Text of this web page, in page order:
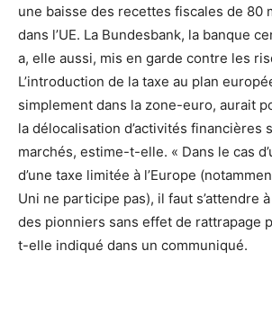
une baisse des recettes fiscales de 80
dans l’UE. La Bundesbank, la banque
a, elle aussi, mis en garde contre les
L’introduction de la taxe au plan
simplement dans la zone-euro, aurait
la délocalisation d’activités financières
marchés, estime-t-elle. « Dans le cas
d’une taxe limitée à l’Europe
Uni ne participe pas), il faut s’attendre
des pionniers sans effet de rattrapage
t-elle indiqué dans un communiqué.